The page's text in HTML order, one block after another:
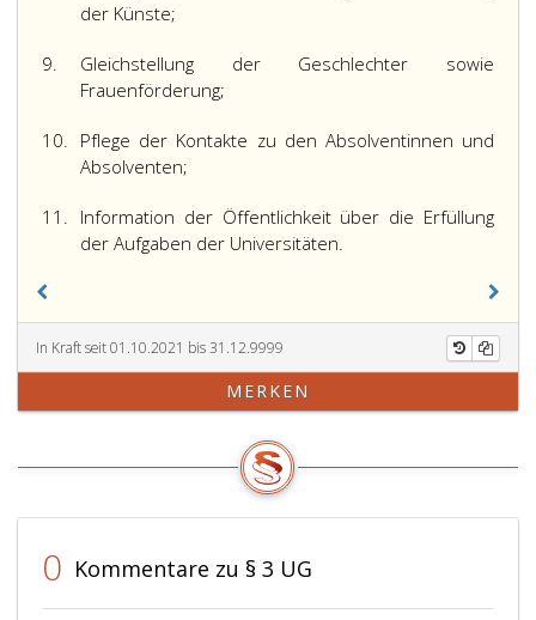
der Künste;
9.
Gleichstellung der Geschlechter sowie
Frauenförderung;
10. Pflege der Kontakte zu den Absolventinnen und
Absolventen;
11. Information der Öffentlichkeit über die Erfüllung
der Aufgaben der Universitäten.
In Kraft seit 01.10.2021 bis 31.12.9999
MERKEN
0 Kommentare zu § 3 UG